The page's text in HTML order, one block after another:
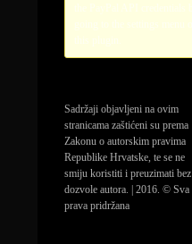
Sadržaji objavljeni na ovim
stranicama zaštićeni su prema
Zakonu o autorskim pravima
Republike Hrvatske, te se ne
smiju koristiti i preuzimati bez
dozvole autora. | 2016. © Sva
prava pridržana